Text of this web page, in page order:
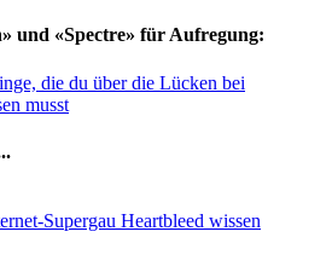
und «Spectre» für Aufregung:
die du über die Lücken bei
musst
Supergau Heartbleed wissen